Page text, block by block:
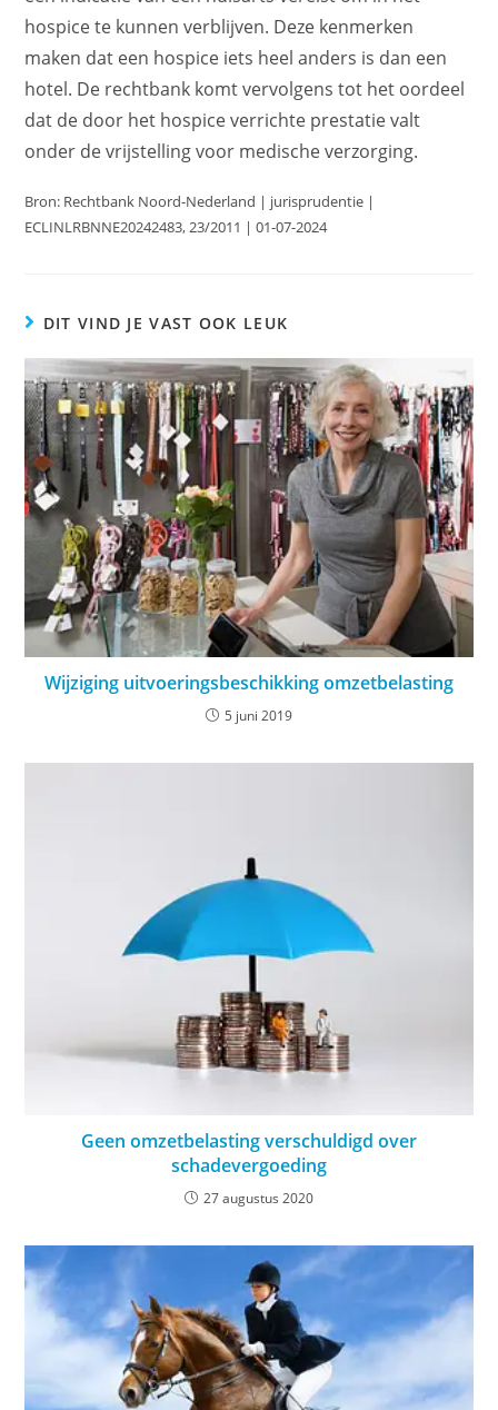
hospice te kunnen verblijven. Deze kenmerken
maken dat een hospice iets heel anders is dan een
hotel. De rechtbank komt vervolgens tot het oordeel
dat de door het hospice verrichte prestatie valt
onder de vrijstelling voor medische verzorging.
Bron: Rechtbank Noord-Nederland | jurisprudentie |
ECLINLRBNNE20242483, 23/2011 | 01-07-2024
DIT VIND JE VAST OOK LEUK
Wijziging uitvoeringsbeschikking omzetbelasting
5 juni 2019
Geen omzetbelasting verschuldigd over
schadevergoeding
27 augustus 2020